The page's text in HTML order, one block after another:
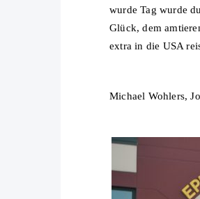
wurde Tag wurde
Glück, dem
extra in die USA
Michael Wohlers,